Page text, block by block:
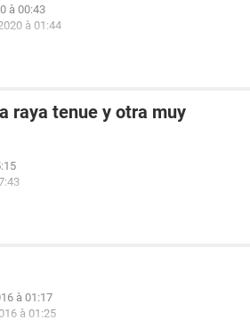
à 00:43
à 01:44
raya tenue y otra muy
à 01:17
à 01:25